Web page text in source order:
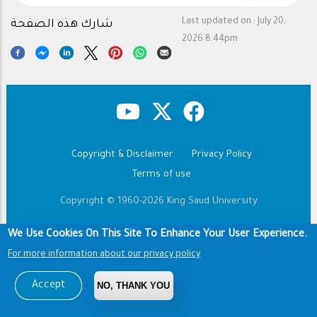
Last updated on : July 20,
2026 8:44pm
شارك هذه الصفحة
Copyright & Disclaimer
Privacy Policy
Terms of use
Copyright © 1960-2026 King Saud University
We Use Cookies On This Site To Enhance Your User Experience.
For more information about our privacy policy
Accept NO, THANK YOU